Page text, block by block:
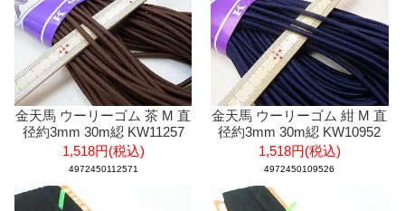
金天馬 ウーリーゴム 茶 M 直
径約3mm 30m綛 KW11257
1,518円(税込)
4972450112571
金天馬 ウーリーゴム 紺 M 直
径約3mm 30m綛 KW10952
1,518円(税込)
4972450109526